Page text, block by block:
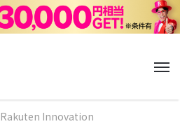
Rakuten Innovation